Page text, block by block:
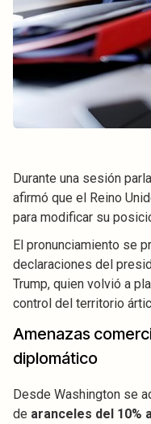
Durante una sesión
afirmó que el Reino
para modificar su
El pronunciamiento se
declaraciones del
Trump, quien volvió a
control del territorio
Amenazas
diplomático
Desde Washington se
de aranceles del 10%